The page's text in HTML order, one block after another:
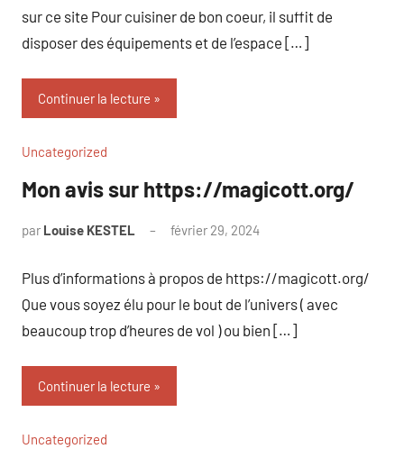
sur ce site Pour cuisiner de bon coeur, il suffit de
disposer des équipements et de l’espace […]
Continuer la lecture
Uncategorized
Mon avis sur https://magicott.org/
par Louise KESTEL février 29, 2024
Plus d’informations à propos de https://magicott.org/
Que vous soyez élu pour le bout de l’univers ( avec
beaucoup trop d’heures de vol ) ou bien […]
Continuer la lecture
Uncategorized